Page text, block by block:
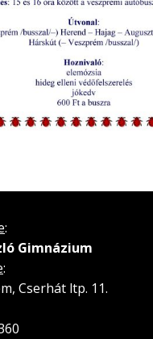
:
Gimnázium
:
Cserhát ltp. 11.